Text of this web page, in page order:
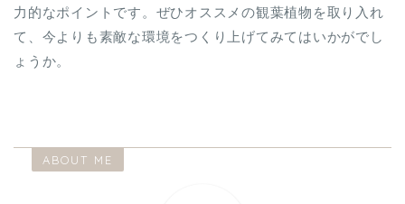
力的なポイントです。ぜひオススメの観葉植物を取り入れ
て、今よりも素敵な環境をつくり上げてみてはいかがでし
ょうか。
ABOUT ME